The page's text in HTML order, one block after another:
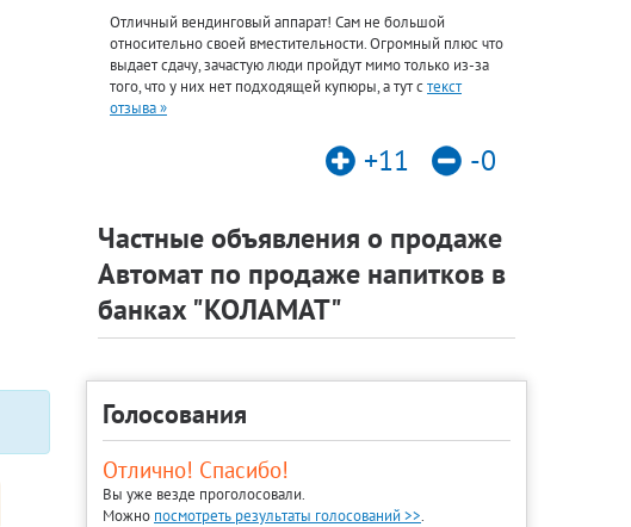
Отличный вендинговый аппарат! Сам не большой
относительно своей вместительности. Огромный плюс что
выдает сдачу, зачастую люди пройдут мимо только из-за
того, что у них нет подходящей купюры, а тут стекст
отзыва »
+11 -0
Частные объявления о продаже
Автомат по продаже напитков в
банках "КОЛАМАТ"
Голосования
Отлично! Спасибо!
Вы уже везде проголосовали.
Можно посмотреть результаты голосований >>.